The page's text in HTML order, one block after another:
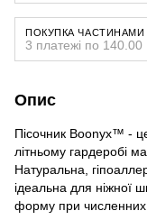
ПОКУПКА ЧАСТИНАМИ
3 платежі по 140.00
Опис
Пісочник Boonyx™ -
літньому гардеробі
Натуральна,
ідеальна для ніжної
форму при численних